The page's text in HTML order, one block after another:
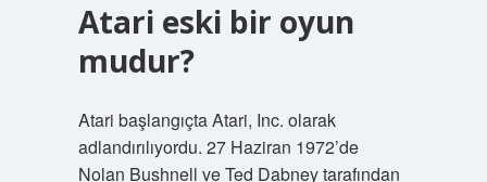
Atari eski bir oyun
mudur?
Atari başlangıçta Atari, Inc. olarak
adlandırılıyordu. 27 Haziran 1972’de
Nolan Bushnell ve Ted Dabney tarafından